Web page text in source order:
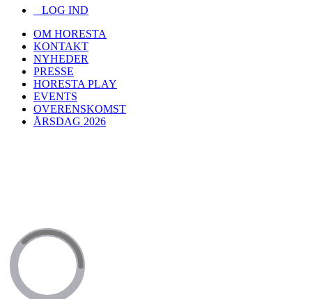
LOG IND
OM HORESTA
KONTAKT
NYHEDER
PRESSE
HORESTA PLAY
EVENTS
OVERENSKOMST
ÅRSDAG 2026